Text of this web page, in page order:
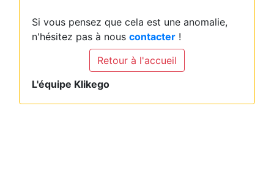
Si vous pensez que cela est une anomalie,
n'hésitez pas à nous contacter !
Retour à l'accueil
L'équipe Klikego